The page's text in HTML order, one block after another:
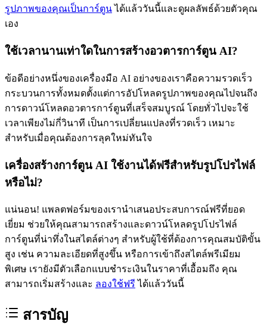
รูปภาพของคุณเป็นการ์ตูนได้แล้ววันนี้และดูผลลัพธ์ด้วยตัวคุณ
เอง
ใช้เวลานานเท่าใดในการสร้างอวตารการ์ตูน AI?
ข้อดีอย่างหนึ่งของเครื่องมือ AI อย่างของเราคือความรวดเร็ว
กระบวนการทั้งหมดตั้งแต่การอัปโหลดรูปภาพของคุณไปจนถึง
การดาวน์โหลดอวตารการ์ตูนที่เสร็จสมบูรณ์ โดยทั่วไปจะใช้
เวลาเพียงไม่กี่วินาที เป็นการเปลี่ยนแปลงที่รวดเร็ว เหมาะ
สำหรับเมื่อคุณต้องการลุคใหม่ทันใจ
เครื่องสร้างการ์ตูน AI ใช้งานได้ฟรีสำหรับรูปโปรไฟล์
หรือไม่?
แน่นอน! แพลตฟอร์มของเรานำเสนอประสบการณ์ฟรีที่ยอด
เยี่ยม ช่วยให้คุณสามารถสร้างและดาวน์โหลดรูปโปรไฟล์
การ์ตูนที่น่าทึ่งในสไตล์ต่างๆ สำหรับผู้ใช้ที่ต้องการคุณสมบัติขั้น
สูง เช่น ความละเอียดที่สูงขึ้น หรือการเข้าถึงสไตล์พรีเมียม
พิเศษ เรายังมีตัวเลือกแบบชำระเงินในราคาที่เอื้อมถึง คุณ
สามารถเริ่มสร้างและ ลองใช้ฟรี ได้แล้ววันนี้
สารบัญ